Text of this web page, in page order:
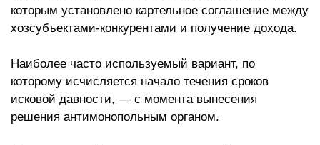
которым установлено картельное соглашение между
хозсубъектами-конкурентами и получение дохода.
Наиболее часто используемый вариант, по
которому исчисляется начало течения сроков
исковой давности, — с момента вынесения
решения антимонопольным органом.